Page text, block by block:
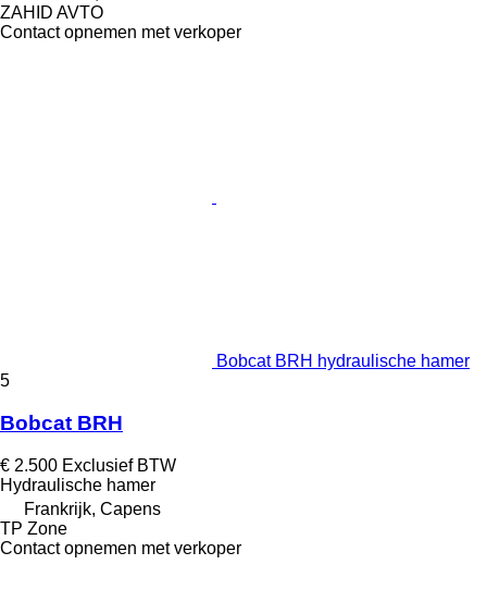
ZAHID AVTO
Contact opnemen met verkoper
Bobcat BRH hydraulische hamer
5
Bobcat BRH
€ 2.500 Exclusief BTW
Hydraulische hamer
Frankrijk, Capens
TP Zone
Contact opnemen met verkoper